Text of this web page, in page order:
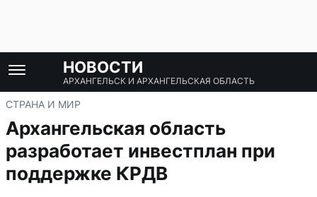
НОВОСТИ
АРХАНГЕЛЬСК И АРХАНГЕЛЬСКАЯ ОБЛАСТЬ
СТРАНА И МИР
Архангельская область
разработает инвестплан при
поддержке КРДВ